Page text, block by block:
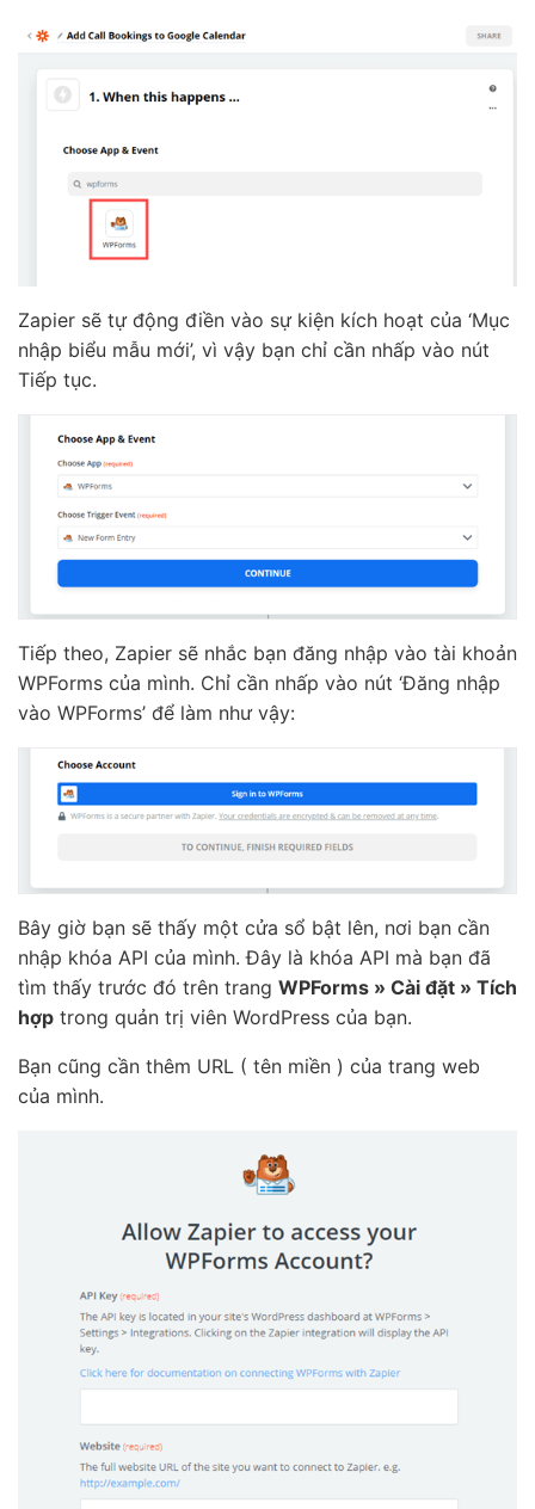
Zapier sẽ tự động điền vào sự kiện kích hoạt của ‘Mục
nhập biểu mẫu mới’, vì vậy bạn chỉ cần nhấp vào nút
Tiếp tục.
Tiếp theo, Zapier sẽ nhắc bạn đăng nhập vào tài khoản
WPForms của mình. Chỉ cần nhấp vào nút ‘Đăng nhập
vào WPForms’ để làm như vậy:
Bây giờ bạn sẽ thấy một cửa sổ bật lên, nơi bạn cần
nhập khóa API của mình. Đây là khóa API mà bạn đã
tìm thấy trước đó trên trang WPForms » Cài đặt » Tích
hợp trong quản trị viên WordPress của bạn.
Bạn cũng cần thêm URL ( tên miền ) của trang web
của mình.